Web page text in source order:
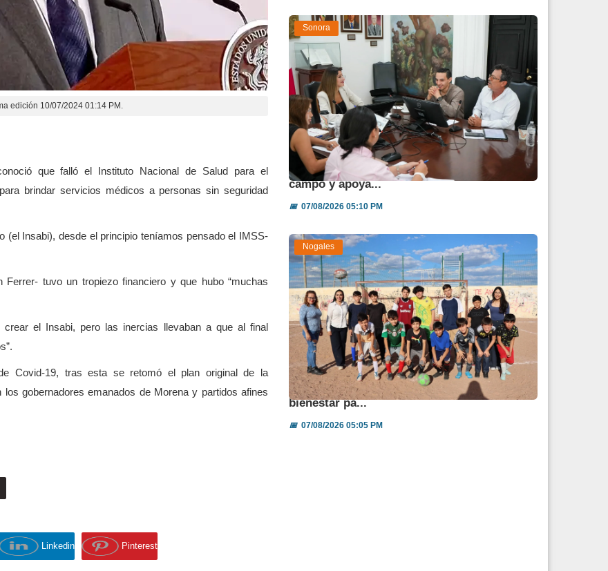
edición 10/07/2024 01:14 PM.
que falló el Instituto Nacional de Salud para el
brindar servicios médicos a personas sin seguridad
(el Insabi), desde el principio teníamos pensado el IMSS-
tuvo un tropiezo financiero y que hubo “muchas
el Insabi, pero las inercias llevaban a que al final
Covid-19, tras esta se retomó el plan original de la
gobernadores emanados de Morena y partidos afines
Linkedin Pinterest
Sonora
Destina Sonora 850 mdp para fortalecer al
campo y apoya...
📅07/08/2026 05:10 PM
Nogales
Angélica Burgos impulsa jornada de salud y
bienestar pa...
📅07/08/2026 05:05 PM